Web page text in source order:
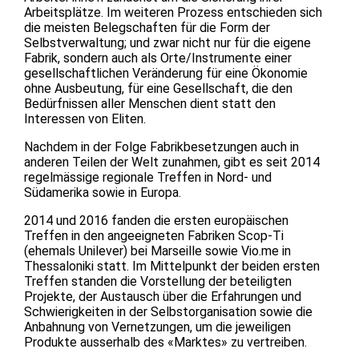
Arbeitsplätze. Im weiteren Prozess entschieden sich
die meisten Belegschaften für die Form der
Selbstverwaltung; und zwar nicht nur für die eigene
Fabrik, sondern auch als Orte/Instrumente einer
gesellschaftlichen Veränderung für eine Ökonomie
ohne Ausbeutung, für eine Gesellschaft, die den
Bedürfnissen aller Menschen dient statt den
Interessen von Eliten.
Nachdem in der Folge Fabrikbesetzungen auch in
anderen Teilen der Welt zunahmen, gibt es seit 2014
regelmässige regionale Treffen in Nord- und
Südamerika sowie in Europa.
2014 und 2016 fanden die ersten europäischen
Treffen in den angeeigneten Fabriken Scop-Ti
(ehemals Unilever) bei Marseille sowie Vio.me in
Thessaloniki statt. Im Mittelpunkt der beiden ersten
Treffen standen die Vorstellung der beteiligten
Projekte, der Austausch über die Erfahrungen und
Schwierigkeiten in der Selbstorganisation sowie die
Anbahnung von Vernetzungen, um die jeweiligen
Produkte ausserhalb des «Marktes» zu vertreiben.